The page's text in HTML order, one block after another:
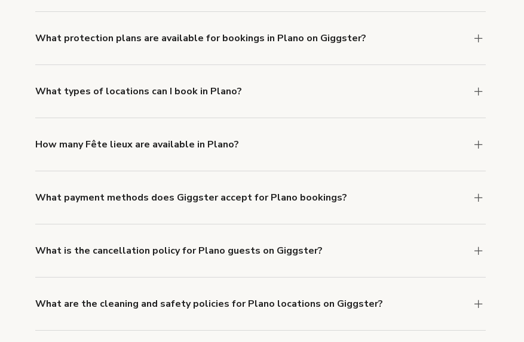
What protection plans are available for bookings in Plano on Giggster?
What types of locations can I book in Plano?
How many Fête lieux are available in Plano?
What payment methods does Giggster accept for Plano bookings?
What is the cancellation policy for Plano guests on Giggster?
What are the cleaning and safety policies for Plano locations on Giggster?